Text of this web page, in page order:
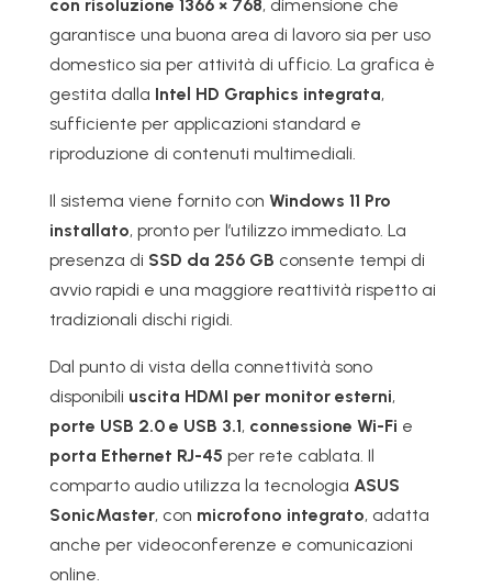
con risoluzione 1366 × 768, dimensione che
garantisce una buona area di lavoro sia per uso
domestico sia per attività di ufficio. La grafica è
gestita dalla Intel HD Graphics integrata,
sufficiente per applicazioni standard e
riproduzione di contenuti multimediali.
Il sistema viene fornito con Windows 11 Pro
installato, pronto per l’utilizzo immediato. La
presenza di SSD da 256 GB consente tempi di
avvio rapidi e una maggiore reattività rispetto ai
tradizionali dischi rigidi.
Dal punto di vista della connettività sono
disponibili uscita HDMI per monitor esterni,
porte USB 2.0 e USB 3.1, connessione Wi-Fi e
porta Ethernet RJ-45 per rete cablata. Il
comparto audio utilizza la tecnologia ASUS
SonicMaster, con microfono integrato, adatta
anche per videoconferenze e comunicazioni
online.